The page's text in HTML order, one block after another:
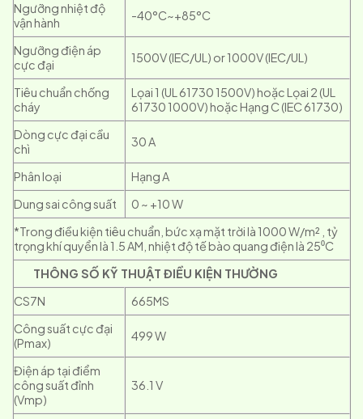
Ngưỡng nhiệt độ
vận hành
-40°C~+85°C
Ngưỡng điện áp
cực đại
1500V (IEC/UL) or 1000V (IEC/UL)
Tiêu chuẩn chống
cháy
Lọai 1 (UL 61730 1500V) hoặc Lọai 2 (UL
61730 1000V) hoặc Hạng C (IEC 61730)
Dòng cực đại cầu
chì
30 A
Phân loại
Hạng A
Dung sai công suất
0 ~ +10 W
*Trong điều kiện tiêu chuẩn, bức xạ mặt trời là 1000 W/m² , tỷ
trọng khí quyển là 1.5 AM, nhiệt độ tế bào quang điện là 25⁰C
THÔNG SỐ KỸ THUẬT ĐIỀU KIỆN THƯỜNG
CS7N
665MS
Công suất cực đại
(Pmax)
499 W
Điện áp tại điểm
công suất đỉnh
(Vmp)
36.1 V